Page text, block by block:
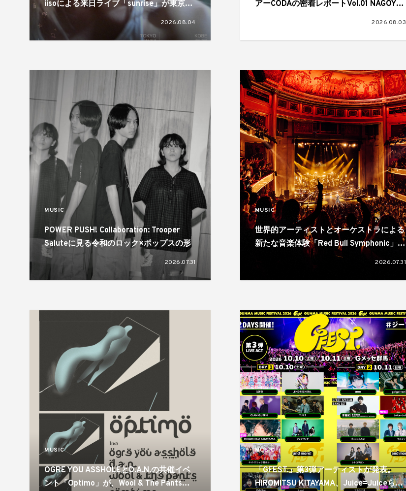
iisoによる来日ライブ「sunrise」が東京と
神戸で開催
2026.08.04
アーCODAの密着レポートVol.01 NAGOYA
2026.08.03
MUSIC
POWER PUSH! Collaboration: Trooper
Saluteに見る令和のロック×ポップスの形
2026.07.31
MUSIC
世界的アーティストとオーケストラによる
新たな音楽体験「Red Bull Symphonic」が
日本初上陸。11月に大阪、福岡、仙台、横
2026.07.31
MUSIC
OGRE YOU ASSHOLEとD.A.N.の共催イベ
ント「Optimo」が、Wool & The Pantsを
MUSIC
「GFEST.」第3弾アーティストが発表。
HIROMITSU KITAYAMA、Juice=Juiceらが